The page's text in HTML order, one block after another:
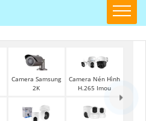
Camera Samsung
2K
Camera Nén Hình
H.265 Imou